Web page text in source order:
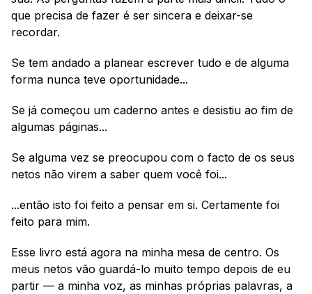
que precisa de fazer é ser sincera e deixar-se
recordar.
Se tem andado a planear escrever tudo e de alguma
forma nunca teve oportunidade...
Se já começou um caderno antes e desistiu ao fim de
algumas páginas...
Se alguma vez se preocupou com o facto de os seus
netos não virem a saber quem você foi...
...então isto foi feito a pensar em si. Certamente foi
feito para mim.
Esse livro está agora na minha mesa de centro. Os
meus netos vão guardá-lo muito tempo depois de eu
partir — a minha voz, as minhas próprias palavras, a